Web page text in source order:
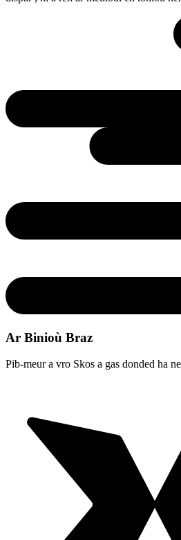
Ar Binioù Braz
Pib-meur a vro Skos a gas donded ha